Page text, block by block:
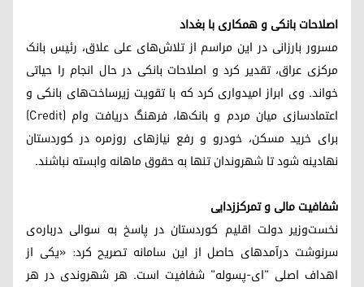
اصلاحات بانکی و همکاری با بغداد
مسرور بارزانی در این مراسم از تلاش‌های علی علاق، رئیس بانک
مرکزی عراق، تقدیر کرد و اصلاحات بانکی در حال انجام را حیاتی
خواند. وی ابراز امیدواری کرد که با تقویت زیرساخت‌های بانکی و
اعتمادسازی میان مردم و بانک‌ها، فرهنگ دریافت وام (Credit)
برای خرید مسکن، خودرو و رفع نیازهای روزمره در کوردستان
نهادینه شود تا شهروندان تنها به حقوق ماهانه وابسته نباشند.
شفافیت مالی و تمرکززدایی
نخست‌وزیر دولت اقلیم کوردستان در پاسخ به سوالی درباره‌ی
سرنوشت درآمدهای حاصل از این سامانه تصریح کرد: «یکی از
اهداف اصلی "ای-پسوله" شفافیت است. هر شهروندی در هر